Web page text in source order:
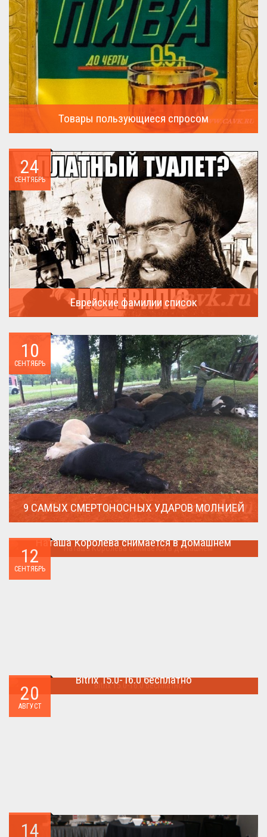
Товары пользующиеся спросом
24
СЕНТЯБРЬ
Еврейские фамилии список
10
СЕНТЯБРЬ
9 САМЫХ СМЕРТОНОСНЫХ УДАРОВ МОЛНИЕЙ
12
СЕНТЯБРЬ
Наташа Королева снимается в домашнем
20
АВГУСТ
Bitrix 15.0-16.0 бесплатно
14